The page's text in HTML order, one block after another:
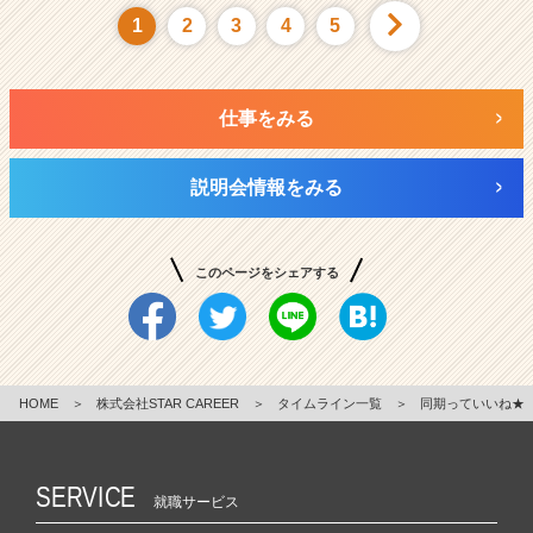
1 2 3 4 5
仕事をみる
説明会情報をみる
このページをシェアする
HOME ＞ 株式会社STAR CAREER ＞ タイムライン一覧 ＞ 同期っていいね★
SERVICE 就職サービス